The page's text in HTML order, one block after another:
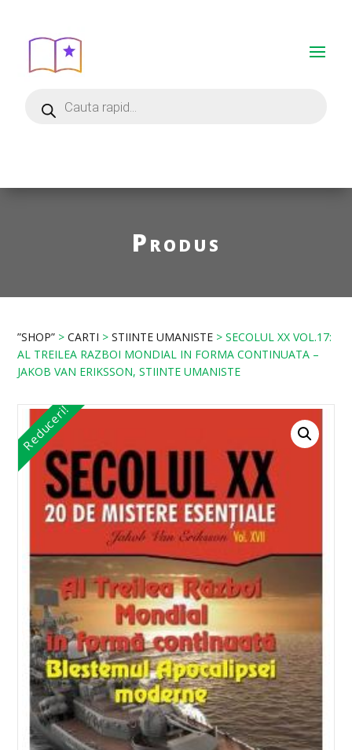
Produs
”SHOP” >CARTI >STIINTE UMANISTE > SECOLUL XX VOL.17:
AL TREILEA RAZBOI MONDIAL IN FORMA CONTINUATA –
JAKOB VAN ERIKSSON, STIINTE UMANISTE
Reduceri!